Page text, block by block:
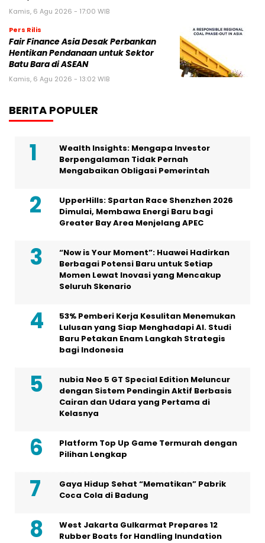
Kamis, 6 Agu 2026 - 17:00 WIB
Pers Rilis
Fair Finance Asia Desak Perbankan
Hentikan Pendanaan untuk Sektor
Batu Bara di ASEAN
Kamis, 6 Agu 2026 - 13:02 WIB
BERITA POPULER
Wealth Insights: Mengapa Investor
Berpengalaman Tidak Pernah
Mengabaikan Obligasi Pemerintah
UpperHills: Spartan Race Shenzhen 2026
Dimulai, Membawa Energi Baru bagi
Greater Bay Area Menjelang APEC
“Now is Your Moment”: Huawei Hadirkan
Berbagai Potensi Baru untuk Setiap
Momen Lewat Inovasi yang Mencakup
Seluruh Skenario
53% Pemberi Kerja Kesulitan Menemukan
Lulusan yang Siap Menghadapi AI. Studi
Baru Petakan Enam Langkah Strategis
bagi Indonesia
nubia Neo 5 GT Special Edition Meluncur
dengan Sistem Pendingin Aktif Berbasis
Cairan dan Udara yang Pertama di
Kelasnya
Platform Top Up Game Termurah dengan
Pilihan Lengkap
Gaya Hidup Sehat “Mematikan” Pabrik
Coca Cola di Badung
West Jakarta Gulkarmat Prepares 12
Rubber Boats for Handling Inundation